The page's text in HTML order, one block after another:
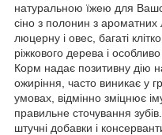
натуральною їжею для
сіно з полонин з ароматних
люцерну і овес, багаті
ріжкового дерева і
Корм надає позитивну дію
ожиріння, часто виникає у
умовах, відмінно зміцнює
правильне сточування
штучні добавки і